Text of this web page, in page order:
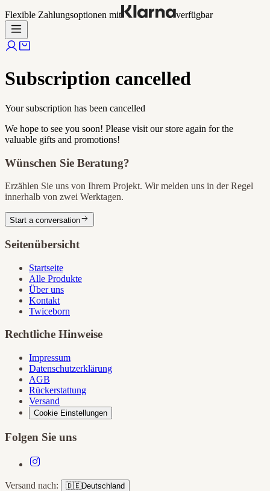
Flexible Zahlungsoptionen mit verfügbar
Subscription cancelled
Your subscription has been cancelled
We hope to see you soon! Please visit our store again for the
valuable gifts and promotions!
Wünschen Sie Beratung?
Erzählen Sie uns von Ihrem Projekt. Wir melden uns in der Regel
innerhalb von zwei Werktagen.
Start a conversation
Seitenübersicht
Startseite
Alle Produkte
Über uns
Kontakt
Twiceborn
Rechtliche Hinweise
Impressum
Datenschutzerklärung
AGB
Rückerstattung
Versand
Cookie Einstellungen
Folgen Sie uns
Versand nach: 🇩🇪Deutschland